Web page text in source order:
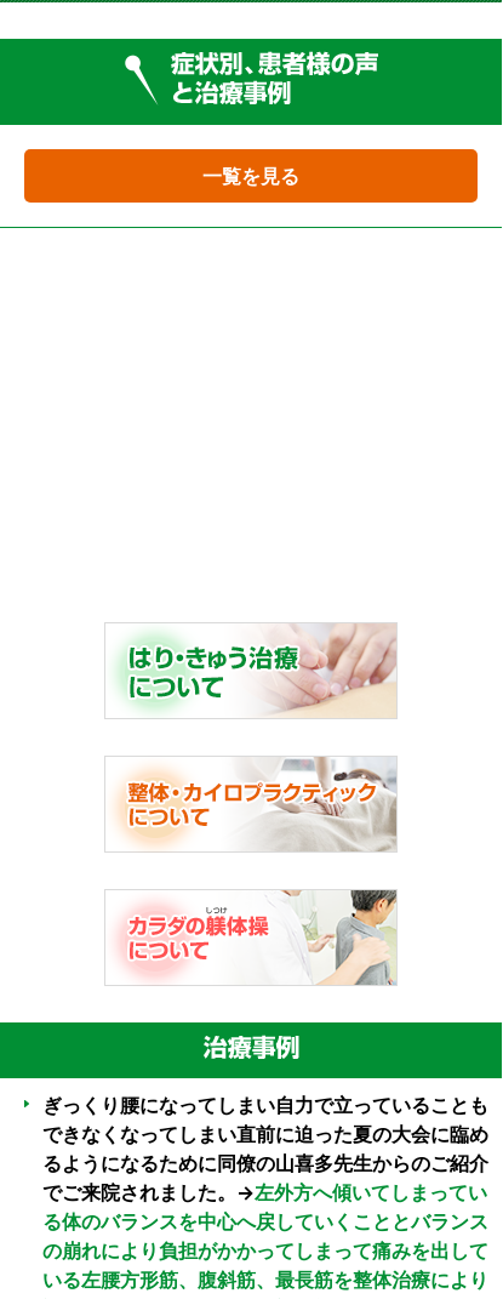
一覧を見る
ぎっくり腰になってしまい自力で立っていることも
できなくなってしまい直前に迫った夏の大会に臨め
るようになるために同僚の山喜多先生からのご紹介
でご来院されました。→左外方へ傾いてしまってい
る体のバランスを中心へ戻していくこととバランス
の崩れにより負担がかかってしまって痛みを出して
いる左腰方形筋、腹斜筋、最長筋を整体治療により